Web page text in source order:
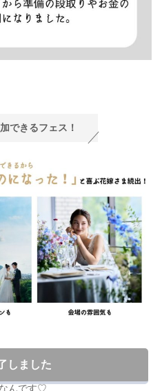
できるフェス！
…
んです♡
しました